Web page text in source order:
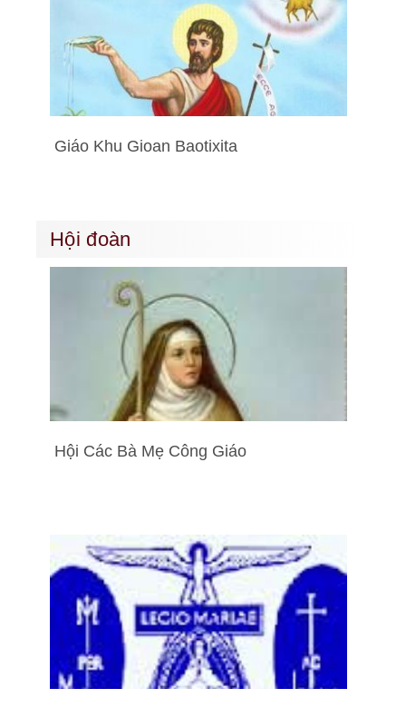
Giáo Khu Gioan Baotixita
Hội đoàn
Hội Các Bà Mẹ Công Giáo